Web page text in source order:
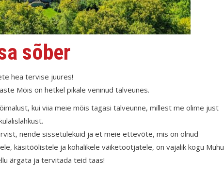
sõber
hea tervise juures!
Mõis on hetkel pikale veninud talveunes.
kui viia meie mõis tagasi talveunne, millest me olime just
nende sissetulekuid ja et meie ettevõte, mis on olnud
käsitöölistele ja kohalikele väiketootjatele, on vajalik kogu Muhu
ärgata ja tervitada teid taas!